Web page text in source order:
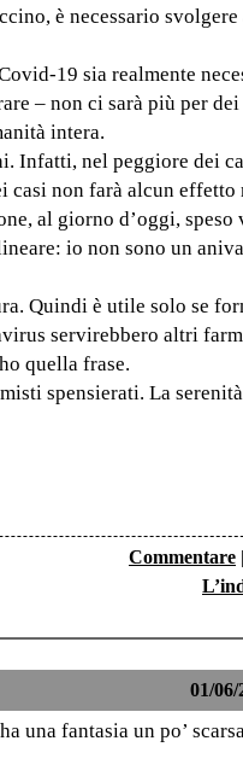
è necessario svolgere
19 sia realmente
– non ci sarà più per
intera.
Infatti, nel peggiore dei
casi non farà alcun effetto
al giorno d’oggi, speso
io non sono un
Quindi è utile solo se
servirebbero altri
quella frase.
spensierati. La
Commentare |
01/06/
una fantasia un po’